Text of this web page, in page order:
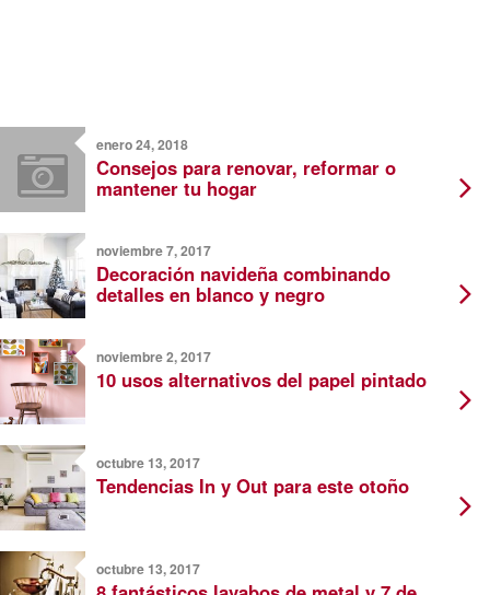
enero 24, 2018
Consejos para renovar, reformar o
mantener tu hogar
noviembre 7, 2017
Decoración navideña combinando
detalles en blanco y negro
noviembre 2, 2017
10 usos alternativos del papel pintado
octubre 13, 2017
Tendencias In y Out para este otoño
octubre 13, 2017